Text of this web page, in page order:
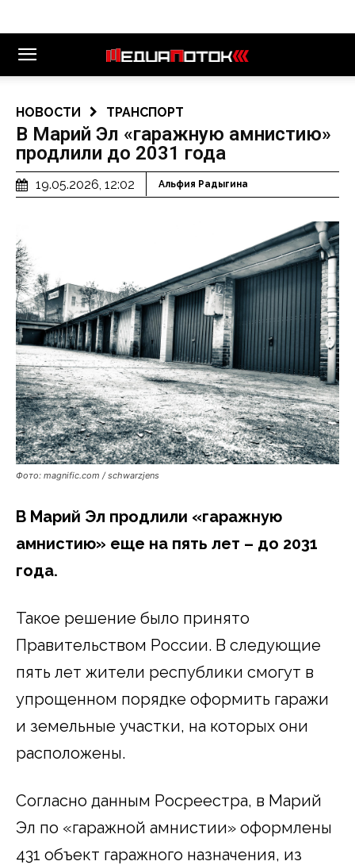
НОВОСТИ ТРАНСПОРТ
В Марий Эл «гаражную амнистию»
продлили до 2031 года
19.05.2026, 12:02 Альфия Радыгина
Фото: magnific.com / schwarzjens
В Марий Эл продлили «гаражную
амнистию» еще на пять лет – до 2031
года.
Такое решение было принято
Правительством России. В следующие
пять лет жители республики смогут в
упрощенном порядке оформить гаражи
и земельные участки, на которых они
расположены.
Согласно данным Росреестра, в Марий
Эл по «гаражной амнистии» оформлены
431 объект гаражного назначения, из